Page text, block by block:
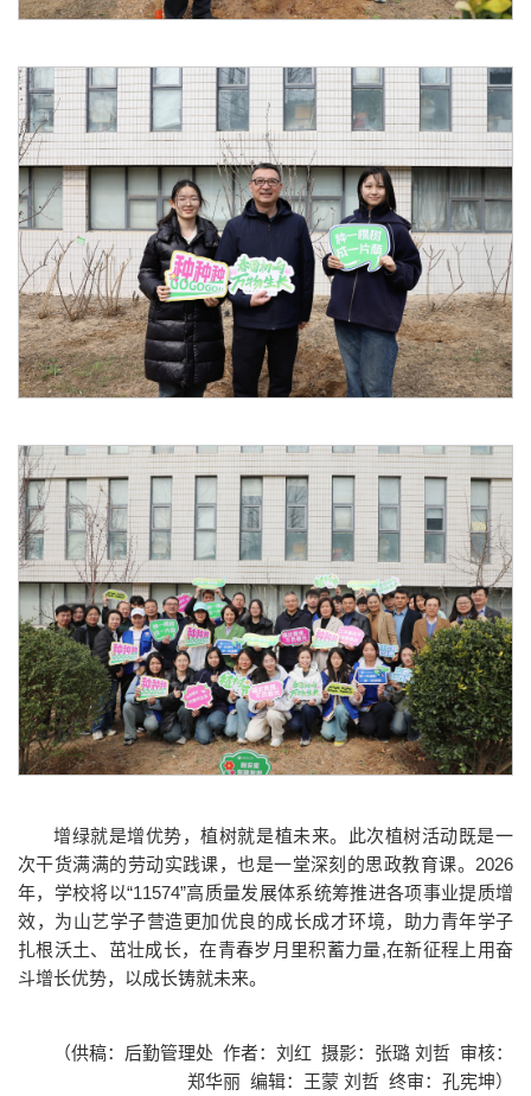
增绿就是增优势，植树就是植未来。此次植树活动既是一
次干货满满的劳动实践课，也是一堂深刻的思政教育课。2026
年，学校将以“11574”高质量发展体系统筹推进各项事业提质增
效，为山艺学子营造更加优良的成长成才环境，助力青年学子
扎根沃土、茁壮成长，在青春岁月里积蓄力量,在新征程上用奋
斗增长优势，以成长铸就未来。
（供稿：后勤管理处 作者：刘红 摄影：张璐 刘哲 审核：
郑华丽 编辑：王蒙 刘哲 终审：孔宪坤）